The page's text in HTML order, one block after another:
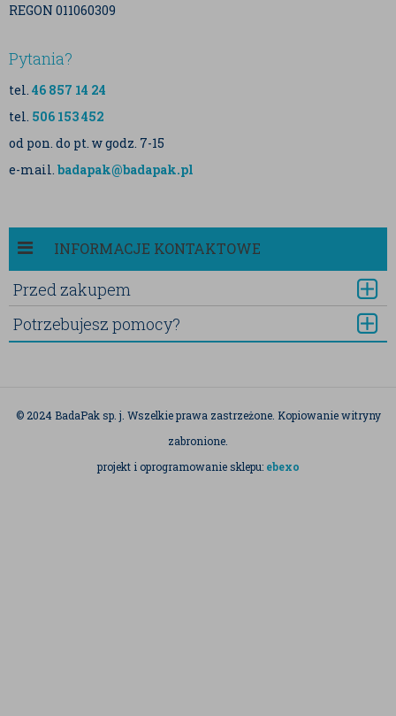
REGON 011060309
Pytania?
tel. 46 857 14 24
tel. 506 153 452
od pon. do pt. w godz. 7-15
e-mail. badapak@badapak.pl
INFORMACJE KONTAKTOWE
Przed zakupem
Potrzebujesz pomocy?
© 2024 BadaPak sp. j. Wszelkie prawa zastrzeżone. Kopiowanie witryny
zabronione.
projekt i oprogramowanie sklepu: ebexo